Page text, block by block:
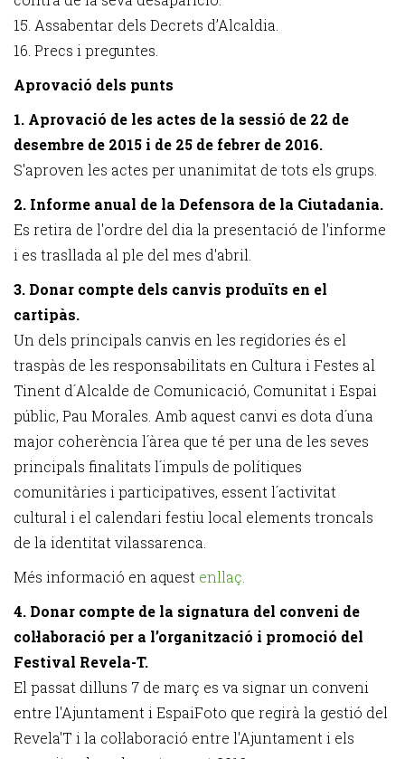
15. Assabentar dels Decrets d’Alcaldia.
16. Precs i preguntes.
Aprovació dels punts
1. Aprovació de les actes de la sessió de 22 de
desembre de 2015 i de 25 de febrer de 2016.
S'aproven les actes per unanimitat de tots els grups.
2. Informe anual de la Defensora de la Ciutadania.
Es retira de l'ordre del dia la presentació de l'informe
i es trasllada al ple del mes d'abril.
3. Donar compte dels canvis produïts en el
cartipàs.
Un dels principals canvis en les regidories és el
traspàs de les responsabilitats en Cultura i Festes al
Tinent d´Alcalde de Comunicació, Comunitat i Espai
públic, Pau Morales. Amb aquest canvi es dota d´una
major coherència l´àrea que té per una de les seves
principals finalitats l´impuls de polítiques
comunitàries i participatives, essent l´activitat
cultural i el calendari festiu local elements troncals
de la identitat vilassarenca.
Més informació en aquest enllaç.
4. Donar compte de la signatura del conveni de
col·laboració per a l’organització i promoció del
Festival Revela-T.
El passat dilluns 7 de març es va signar un conveni
entre l'Ajuntament i EspaiFoto que regirà la gestió del
Revela'T i la col·laboració entre l'Ajuntament i els